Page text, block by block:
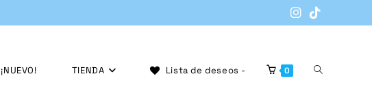
¡NUEVO! TIENDA Lista de deseos - 0 Alternar